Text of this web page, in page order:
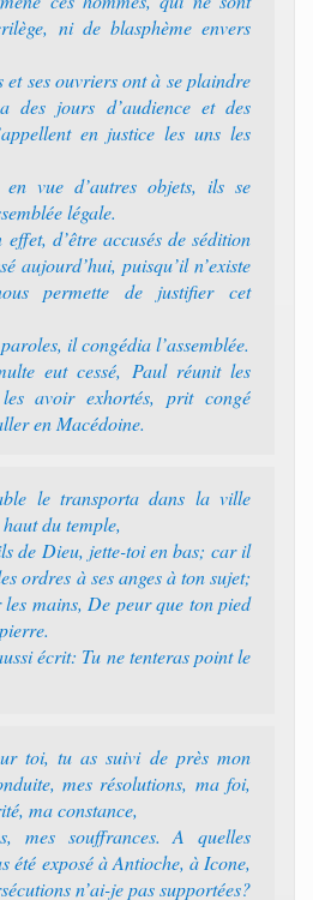
ni de blasphème envers
ses ouvriers ont à se plaindre
des jours d’audience et des
en justice les uns les
vue d’autres objets, ils se
légale.
d’être accusés de sédition
aujourd’hui, puisqu’il n’existe
permette de justifier cet
il congédia l’assemblée.
eut cessé, Paul réunit les
avoir exhortés, prit congé
en Macédoine.
le transporta dans la ville
du temple,
de Dieu, jette-toi en bas; car il
ordres à ses anges à ton sujet;
mains, De peur que ton pied
écrit: Tu ne tenteras point le
toi, tu as suivi de près mon
mes résolutions, ma foi,
ma constance,
mes souffrances. A quelles
été exposé à Antioche, à Icone,
n’ai-je pas supportées?